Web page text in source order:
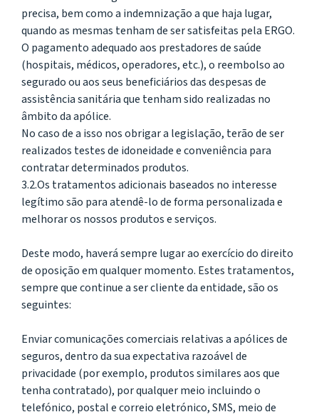
precisa, bem como a indemnização a que haja lugar,
quando as mesmas tenham de ser satisfeitas pela ERGO.
O pagamento adequado aos prestadores de saúde
(hospitais, médicos, operadores, etc.), o reembolso ao
segurado ou aos seus beneficiários das despesas de
assistência sanitária que tenham sido realizadas no
âmbito da apólice.
No caso de a isso nos obrigar a legislação, terão de ser
realizados testes de idoneidade e conveniência para
contratar determinados produtos.
3.2.Os tratamentos adicionais baseados no interesse
legítimo são para atendê-lo de forma personalizada e
melhorar os nossos produtos e serviços.
Deste modo, haverá sempre lugar ao exercício do direito
de oposição em qualquer momento. Estes tratamentos,
sempre que continue a ser cliente da entidade, são os
seguintes:
Enviar comunicações comerciais relativas a apólices de
seguros, dentro da sua expectativa razoável de
privacidade (por exemplo, produtos similares aos que
tenha contratado), por qualquer meio incluindo o
telefónico, postal e correio eletrónico, SMS, meio de